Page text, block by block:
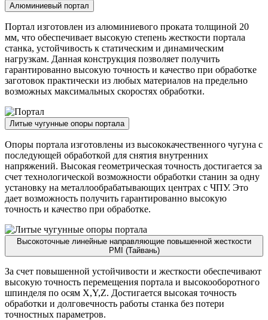
Алюминиевый портал
Портал изготовлен из алюминиевого проката толщиной 20
мм, что обеспечивает высокую степень жесткости портала
станка, устойчивость к статическим и динамическим
нагрузкам. Данная конструкция позволяет получить
гарантированно высокую точность и качество при обработке
заготовок практически из любых материалов на предельно
возможных максимальных скоростях обработки.
Литые чугунные опоры портала
Опоры портала изготовлены из высококачественного чугуна с
последующей обработкой для снятия внутренних
напряжений. Высокая геометрическая точность достигается за
счет технологической возможности обработки станин за одну
установку на металлообрабатывающих центрах с ЧПУ. Это
дает возможность получить гарантированно высокую
точность и качество при обработке.
Высокоточные линейные направляющие повышенной жесткости
PMI (Тайвань)
За счет повышенной устойчивости и жесткости обеспечивают
высокую точность перемещения портала и высокооборотного
шпинделя по осям Х,Y,Z. Достигается высокая точность
обработки и долговечность работы станка без потери
точностных параметров.